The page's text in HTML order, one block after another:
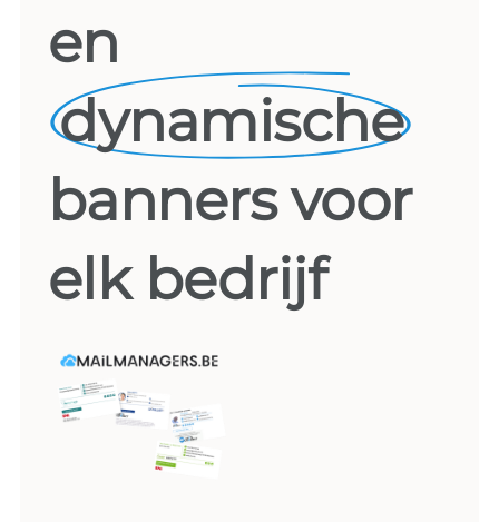
en
dynamische
banners voor
elk bedrijf